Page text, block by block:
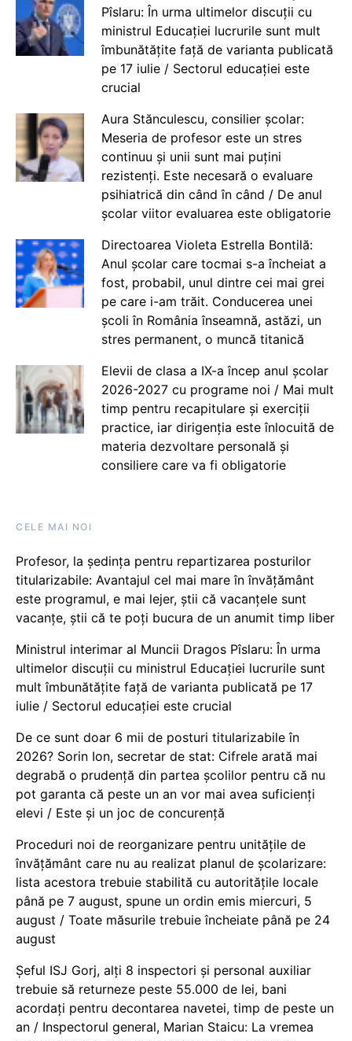
Pîslaru: În urma ultimelor discuții cu
ministrul Educației lucrurile sunt mult
îmbunătățite față de varianta publicată
pe 17 iulie / Sectorul educației este
crucial
Aura Stănculescu, consilier școlar:
Meseria de profesor este un stres
continuu și unii sunt mai puțini
rezistenți. Este necesară o evaluare
psihiatrică din când în când / De anul
școlar viitor evaluarea este obligatorie
Directoarea Violeta Estrella Bontilă:
Anul școlar care tocmai s-a încheiat a
fost, probabil, unul dintre cei mai grei
pe care i-am trăit. Conducerea unei
școli în România înseamnă, astăzi, un
stres permanent, o muncă titanică
Elevii de clasa a IX-a încep anul școlar
2026-2027 cu programe noi / Mai mult
timp pentru recapitulare și exerciții
practice, iar dirigenția este înlocuită de
materia dezvoltare personală și
consiliere care va fi obligatorie
CELE MAI NOI
Profesor, la ședința pentru repartizarea posturilor
titularizabile: Avantajul cel mai mare în învățământ
este programul, e mai lejer, știi că vacanțele sunt
vacanţe, știi că te poți bucura de un anumit timp liber
Ministrul interimar al Muncii Dragos Pîslaru: În urma
ultimelor discuții cu ministrul Educației lucrurile sunt
mult îmbunătățite față de varianta publicată pe 17
iulie / Sectorul educației este crucial
De ce sunt doar 6 mii de posturi titularizabile în
2026? Sorin Ion, secretar de stat: Cifrele arată mai
degrabă o prudență din partea școlilor pentru că nu
pot garanta că peste un an vor mai avea suficienți
elevi / Este și un joc de concurență
Proceduri noi de reorganizare pentru unitățile de
învățământ care nu au realizat planul de școlarizare:
lista acestora trebuie stabilită cu autoritățile locale
până pe 7 august, spune un ordin emis miercuri, 5
august / Toate măsurile trebuie încheiate până pe 24
august
Șeful ISJ Gorj, alți 8 inspectori și personal auxiliar
trebuie să returneze peste 55.000 de lei, bani
acordați pentru decontarea navetei, timp de peste un
an / Inspectorul general, Marian Staicu: La vremea